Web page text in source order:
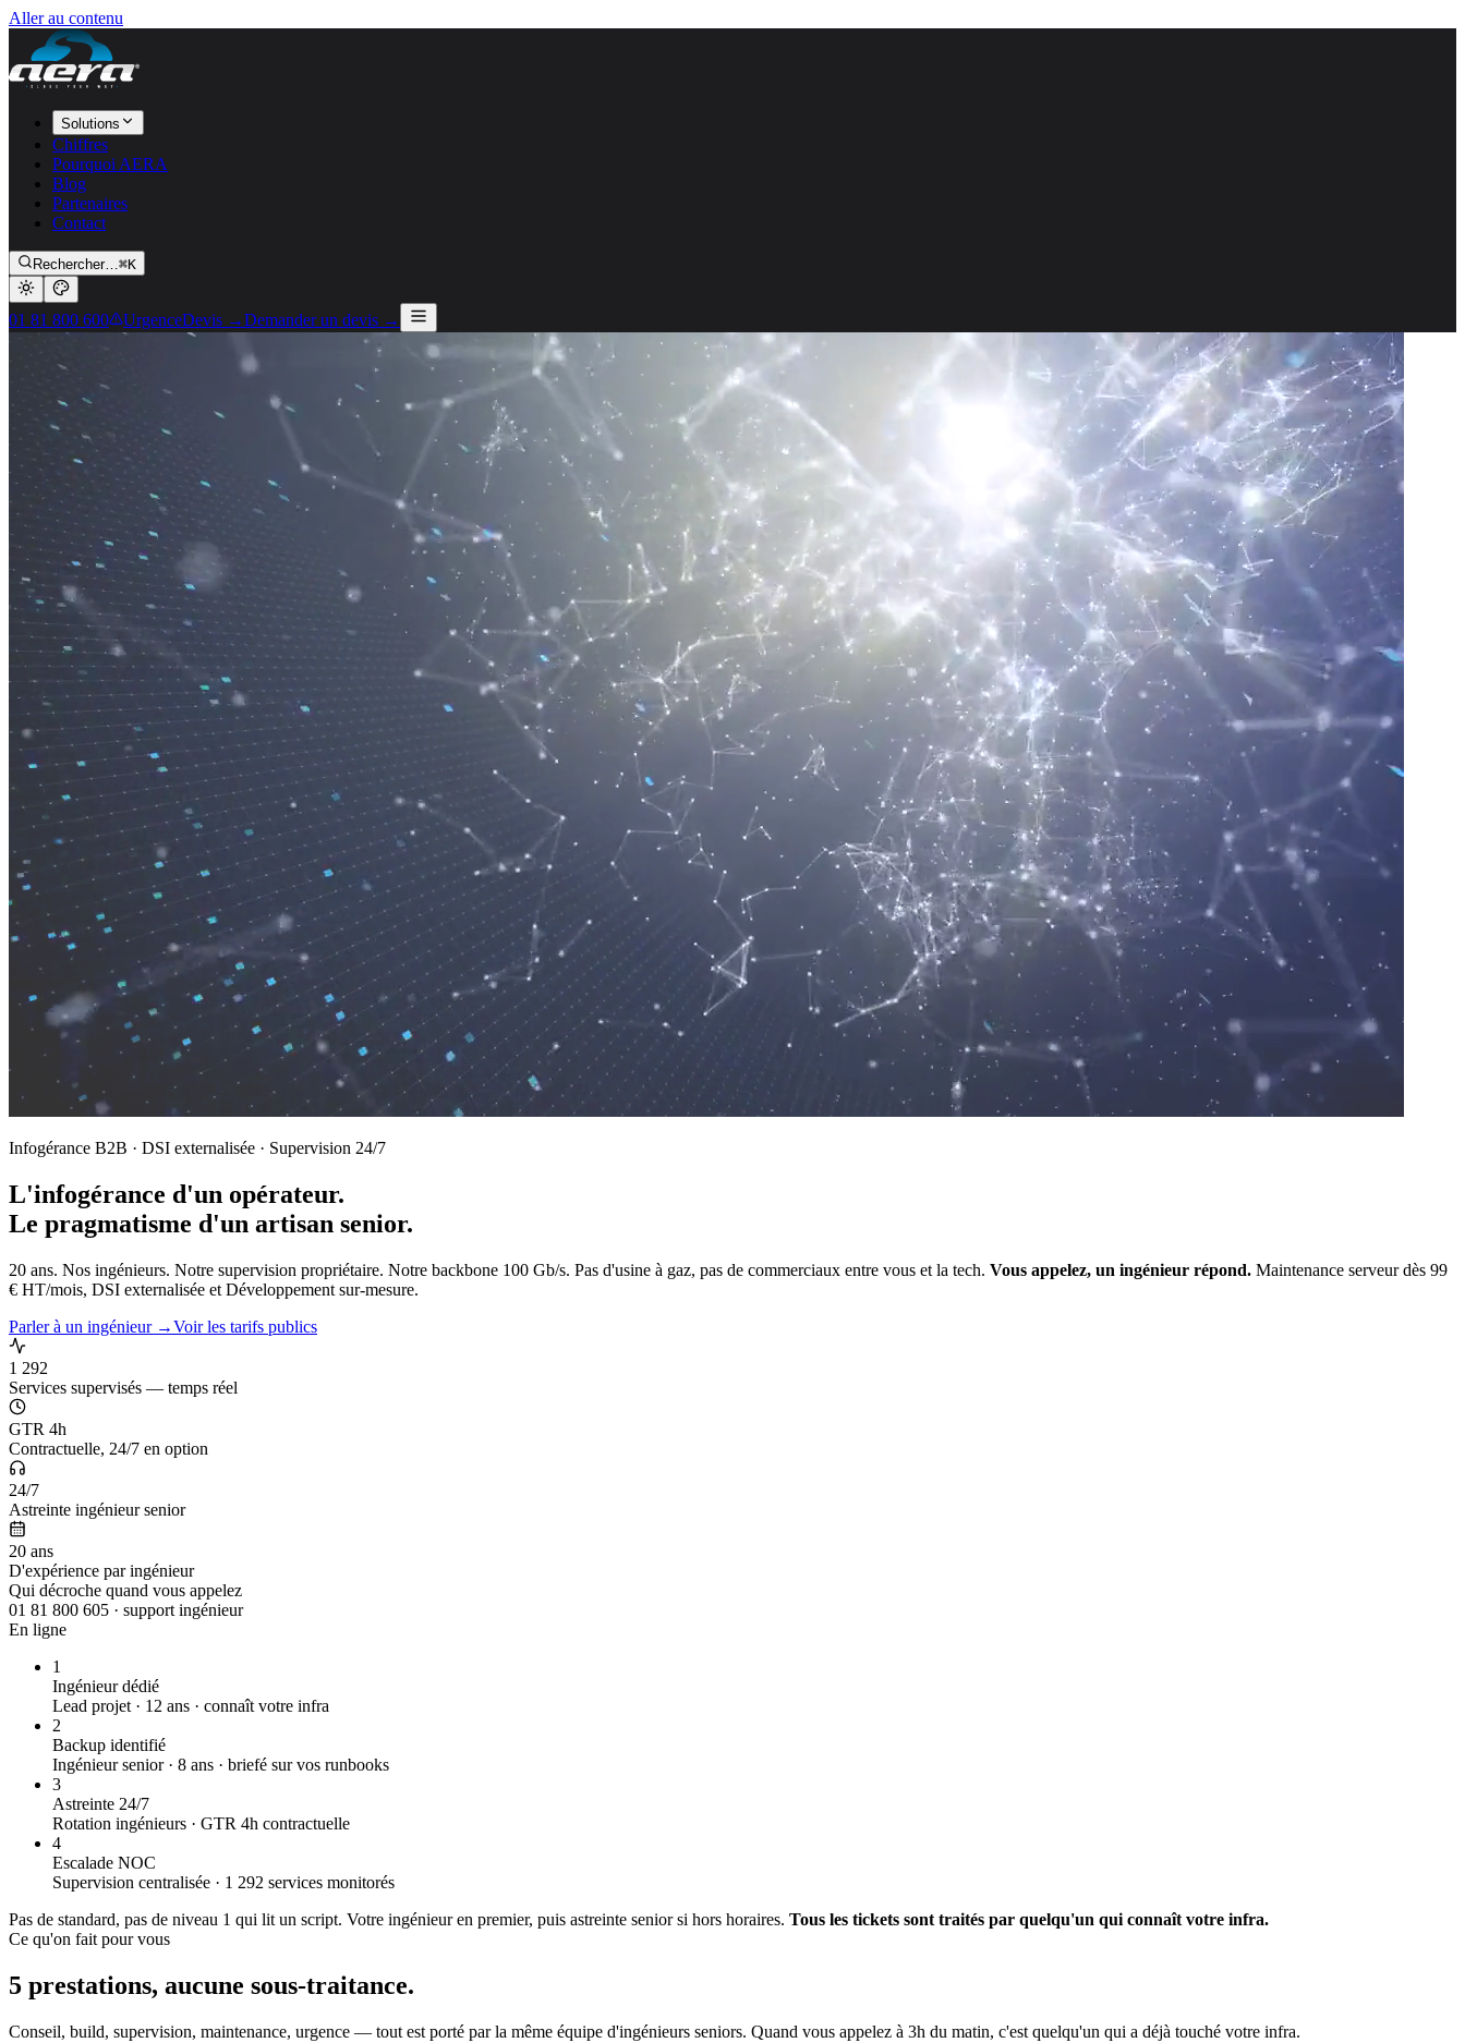
Aller au contenu
Solutions
Chiffres
Pourquoi AERA
Blog
Partenaires
Contact
Rechercher…⌘K
01 81 800 600 UrgenceDevis →Demander un devis →
Infogérance B2B · DSI externalisée · Supervision 24/7
L'infogérance d'un opérateur.
Le pragmatisme d'un artisan senior.
20 ans. Nos ingénieurs. Notre supervision propriétaire. Notre backbone 100 Gb/s. Pas d'usine à gaz, pas de commerciaux entre vous et la tech. Vous appelez, un ingénieur répond. Maintenance serveur dès 99
€ HT/mois, DSI externalisée et Développement sur-mesure.
Parler à un ingénieur →Voir les tarifs publics
1 292
Services supervisés — temps réel
GTR 4h
Contractuelle, 24/7 en option
24/7
Astreinte ingénieur senior
20 ans
D'expérience par ingénieur
Qui décroche quand vous appelez
01 81 800 605 · support ingénieur
En ligne
1
Ingénieur dédié
Lead projet · 12 ans · connaît votre infra
2
Backup identifié
Ingénieur senior· 8 ans · briefé sur vos runbooks
3
Astreinte 24/7
Rotation ingénieurs · GTR 4h contractuelle
4
Escalade NOC
Supervision centralisée · 1 292 services monitorés
Pas de standard, pas de niveau 1 qui lit un script. Votre ingénieur en premier, puis astreinte senior si hors horaires. Tous les tickets sont traités par quelqu'un qui connaît votre infra.
Ce qu'on fait pour vous
5 prestations, aucune sous-traitance.
Conseil, build, supervision, maintenance, urgence — tout est porté par la même équipe d'ingénieurs seniors. Quand vous appelez à 3h du matin, c'est quelqu'un qui a déjà touché votre infra.